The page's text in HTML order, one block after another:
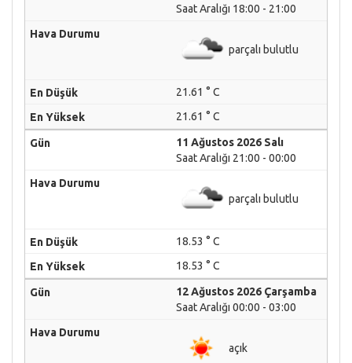
Saat Aralığı 18:00 - 21:00
parçalı bulutlu
21.61 ° C
21.61 ° C
11 Ağustos 2026 Salı
Saat Aralığı 21:00 - 00:00
parçalı bulutlu
18.53 ° C
18.53 ° C
12 Ağustos 2026 Çarşamba
Saat Aralığı 00:00 - 03:00
açık